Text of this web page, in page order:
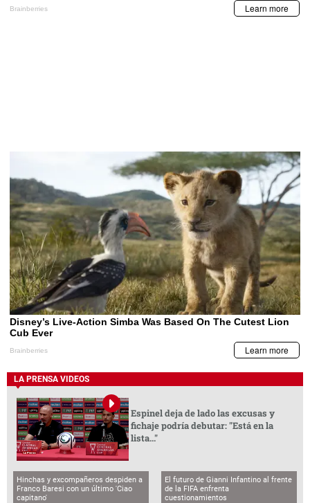
LA PRENSA VIDEOS
Espinel deja de lado las excusas y
fichaje podría debutar: "Está en la
lista..."
Hinchas y excompañeros despiden a
Franco Baresi con un último 'Ciao
capitano'
El futuro de Gianni Infantino al frente
de la FIFA enfrenta
cuestionamientos